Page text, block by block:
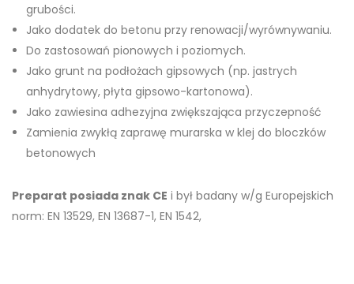
grubości.
Jako dodatek do betonu przy renowacji/wyrównywaniu.
Do zastosowań pionowych i poziomych.
Jako grunt na podłożach gipsowych (np. jastrych
anhydrytowy, płyta gipsowo-kartonowa).
Jako zawiesina adhezyjna zwiększająca przyczepność
Zamienia zwykłą zaprawę murarska w klej do bloczków
betonowych
Preparat posiada znak CE i był badany w/g Europejskich
norm: EN 13529, EN 13687-1, EN 1542,